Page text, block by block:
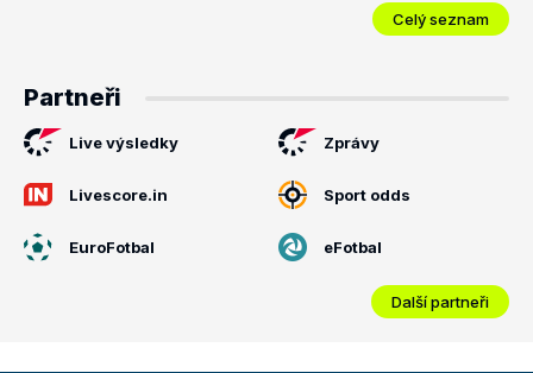
Celý seznam
Partneři
Live výsledky Zprávy
Livescore.in Sport odds
EuroFotbal eFotbal
Další partneři